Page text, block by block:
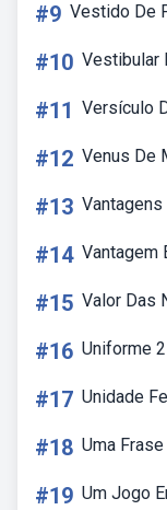
#9 Vestido De
#10 Vestibular
#11 Versículo
#12 Venus De
#13
#14 Vantagem
#15 Valor Das
#16 Uniforme
#17 Unidade
#18 Uma
#19 Um Jogo